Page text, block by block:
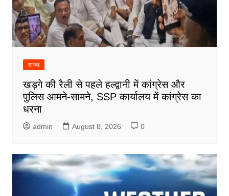
राज्य
खड़गे की रैली से पहले हल्द्वानी में कांग्रेस और
पुलिस आमने-सामने, SSP कार्यालय में कांग्रेस का
धरना
admin August 8, 2026 0